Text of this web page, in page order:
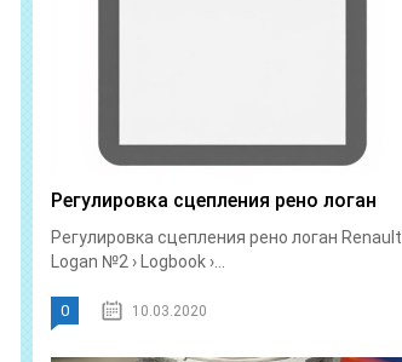
Регулировка сцепления рено логан
Регулировка сцепления рено логан Renault
Logan №2 › Logbook ›...
0 10.03.2020